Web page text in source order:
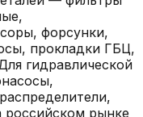
форсунки,
прокладки ГБЦ,
гидравлической
российском рынке